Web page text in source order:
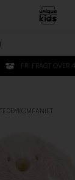
FRI FRAGT OVER
TEDDYKOMPANIET